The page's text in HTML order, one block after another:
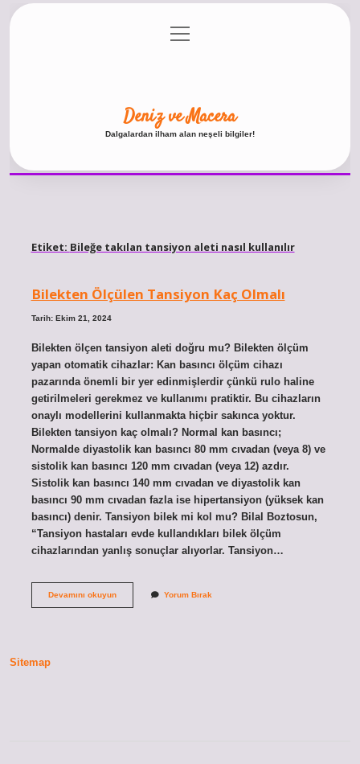
Gizlilik Politikası
menüyü
aç
Deniz ve Macera
Dalgalardan ilham alan neşeli bilgiler!
Etiket: Bileğe takılan tansiyon aleti nasıl kullanılır
Bilekten Ölçülen Tansiyon Kaç Olmalı
Tarih: Ekim 21, 2024
Bilekten ölçen tansiyon aleti doğru mu? Bilekten ölçüm
yapan otomatik cihazlar: Kan basıncı ölçüm cihazı
pazarında önemli bir yer edinmişlerdir çünkü rulo haline
getirilmeleri gerekmez ve kullanımı pratiktir. Bu cihazların
onaylı modellerini kullanmakta hiçbir sakınca yoktur.
Bilekten tansiyon kaç olmalı? Normal kan basıncı;
Normalde diyastolik kan basıncı 80 mm cıvadan (veya 8) ve
sistolik kan basıncı 120 mm cıvadan (veya 12) azdır.
Sistolik kan basıncı 140 mm cıvadan ve diyastolik kan
basıncı 90 mm cıvadan fazla ise hipertansiyon (yüksek kan
basıncı) denir. Tansiyon bilek mi kol mu? Bilal Boztosun,
“Tansiyon hastaları evde kullandıkları bilek ölçüm
cihazlarından yanlış sonuçlar alıyorlar. Tansiyon…
Devamını okuyunBilekten
Yorum Bırak
Sitemap